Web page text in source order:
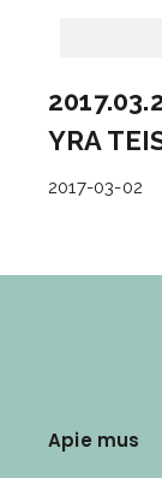
YRA
2017-03-02
Apie mus